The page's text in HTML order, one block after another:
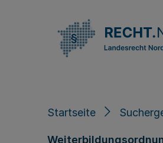
Startseite